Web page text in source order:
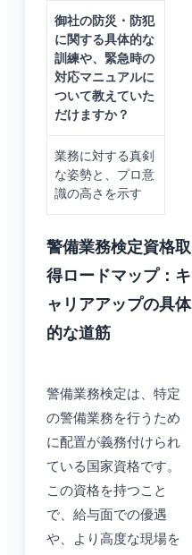
御社の防災・防犯
に関する具体的な
訓練や、緊急時の
対応マニュアルに
ついて教えていた
だけますか？
業務に対する真剣
な姿勢と、プロ意
識の高さを示す
警備業務検定資格取
得ロードマップ：キ
ャリアアップの具体
的な道筋
警備業務検定は、特定
の警備業務を行うため
に配置が義務付けられ
ている国家資格です。
この資格を持つこと
で、給与面での優遇
や、より高度な現場を